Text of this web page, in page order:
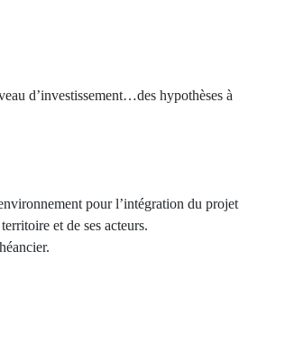
d’investissement…des hypothèses à
pour l’intégration du projet
et de ses acteurs.